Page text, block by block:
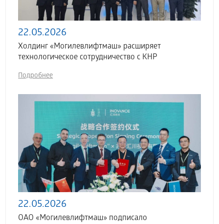
22.05.2026
Холдинг «Могилевлифтмаш» расширяет
технологическое сотрудничество с КНР
Подробнее
22.05.2026
ОАО «Могилевлифтмаш» подписало